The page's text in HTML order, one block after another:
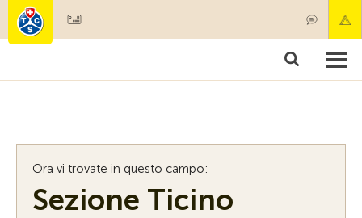
Ora vi trovate in questo campo:
Sezione Ticino